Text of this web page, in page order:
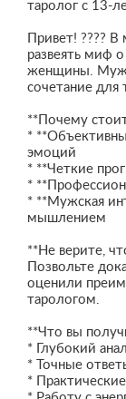
таролог с 13-
Привет! ????
развеять миф
женщины.
сочетание для
**Почему
*
эмоций
* **Четкие
*
* **Мужская
мышлением
**Не верите,
Позвольте
оценили
тарологом.
**Что вы
* Глубокий
* Точные
*